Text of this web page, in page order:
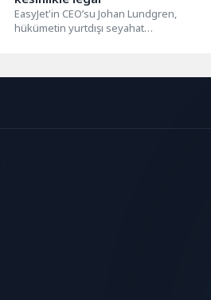
EasyJet'in CEO’su Johan Lundgren,
hükümetin yurtdışı seyahat